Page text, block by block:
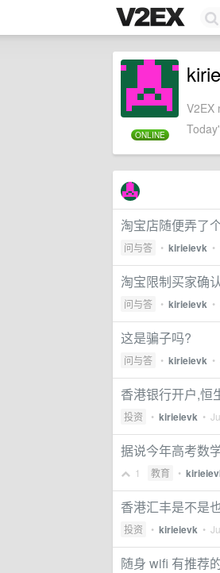
ONLINE
V2EX
淘宝店随便弄了
问与答 • kirieievk •
淘宝限制买家确
问与答 • kirieievk •
这是骗子吗?
问与答 • kirieievk •
香港银行开户,恒
投资 • kirieievk •
据说今年高考数
1 教育 •
香港汇丰是不是
投资 • kirieievk •
随身 wifi 有推荐